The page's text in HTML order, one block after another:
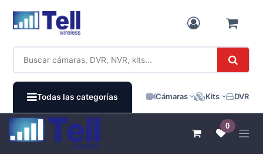
Todas las categorías Cámaras Kits DVR /
0